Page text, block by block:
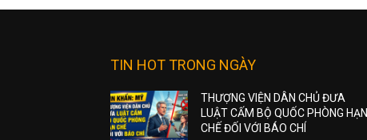
TIN HOT TRONG NGÀY
THƯỢNG VIỆN DÂN CHỦ ĐƯA
LUẬT CẤM BỘ QUỐC PHÒNG HẠN
CHẾ ĐỐI VỚI BÁO CHÍ